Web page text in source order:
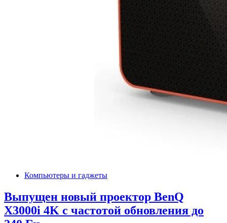
Компьютеры и гаджеты
Выпущен новый проектор BenQ
X3000i 4K с частотой обновления до